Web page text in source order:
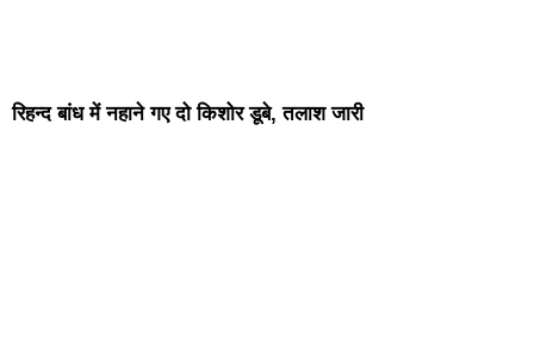
रिहन्द बांध में नहाने गए दो किशोर डूबे, तलाश जारी